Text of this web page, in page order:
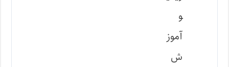
و
آموز
ش